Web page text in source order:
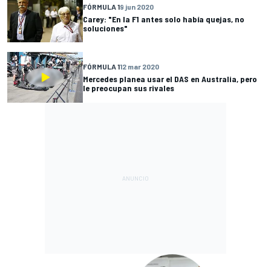
FÓRMULA 19 jun 2020
Carey: "En la F1 antes solo había quejas, no
soluciones"
FÓRMULA 112 mar 2020
Mercedes planea usar el DAS en Australia, pero
le preocupan sus rivales